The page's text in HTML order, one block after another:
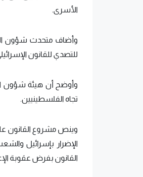
الأسرى.
وأضاف متحدث شؤون
للتصدي للقانون
وأوضح أن هيئة شؤون
تجاه الفلسطينيين.
وينص مشروع القانون
الإضرار بإسرائيل
القانون بفرض عقوبة